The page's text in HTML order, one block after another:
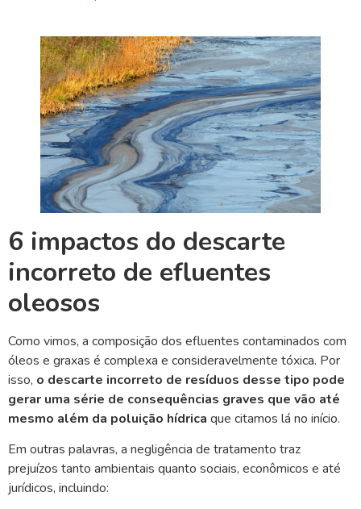
6 impactos do descarte
incorreto de efluentes
oleosos
Como vimos, a composição dos efluentes contaminados com
óleos e graxas é complexa e consideravelmente tóxica. Por
isso, o descarte incorreto de resíduos desse tipo pode
gerar uma série de consequências graves que vão até
mesmo além da poluição hídrica que citamos lá no início.
Em outras palavras, a negligência de tratamento traz
prejuízos tanto ambientais quanto sociais, econômicos e até
jurídicos, incluindo: